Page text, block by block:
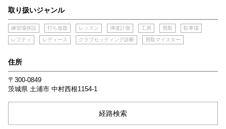
取り扱いジャンル
練習場併設 打ち放題 レッスン 弾道計測 工房 買取 駐車場
レフティ レディース クラブセッティング診断 買取マイスター
住所
〒300-0849
茨城県 土浦市 中村西根1154-1
経路検索